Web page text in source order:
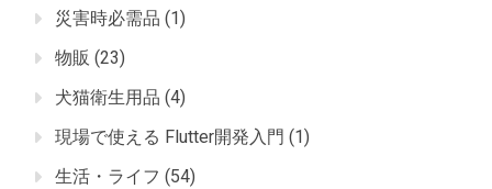
災害時必需品 (1)
物販 (23)
犬猫衛生用品 (4)
現場で使える Flutter開発入門 (1)
生活・ライフ (54)